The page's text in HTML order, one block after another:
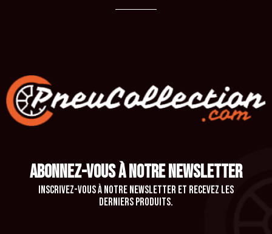
ABONNEZ-VOUS À NOTRE NEWSLETTER
Inscrivez-vous à notre newsletter et recevez les
derniers produits.